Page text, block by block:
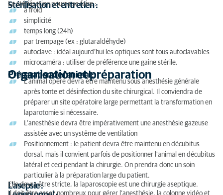
Stérilisation et entretien :
La stérilisation pourra se faire :
à froid
simplicité
temps long (24h)
par trempage (ex : glutaraldéhyde)
autoclave : idéal aujourd’hui les optiques sont tous autoclavables
microcaméra : utiliser de préférence une gaine stérile.
Organisation et préparation
Préparation de l'animal :
L’animal opéré devra être maintenu sous anesthésie générale
après tonte et désinfection du site chirurgical. Il conviendra de
préparer un site opératoire large permettant la transformation en
laparotomie si nécessaire.
L’anesthésie devra être impérativement une anesthésie gazeuse
assistée avec un systême de ventilation
Positionnement : le patient devra être maintenu en décubitus
dorsal, mais il convient parfois de positionner l’animal en décubitus
latéral et ceci pendant la chirurgie. On prendra donc un soin
particulier à la préparation large du patient.
L'asepsie :
Elle devra être stricte, la laparoscopie est une chirurgie aseptique.
Il doit être assez nombreux pour gérer l’anesthésie, la colonne vidéo et